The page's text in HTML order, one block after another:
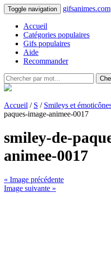
Toggle navigation gifsanimes.com
Accueil
Catégories populaires
Gifs populaires
Aide
Recommander
Accueil / S / Smileys et
paques-image-animee-0017
smiley-de-
animee-0017
« Image précédente
Image suivante »